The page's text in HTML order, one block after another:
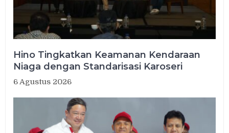
Hino Tingkatkan Keamanan Kendaraan
Niaga dengan Standarisasi Karoseri
6 Agustus 2026